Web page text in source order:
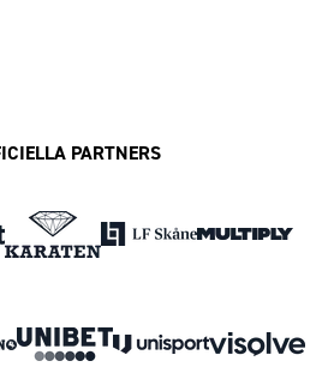
PARTNERS